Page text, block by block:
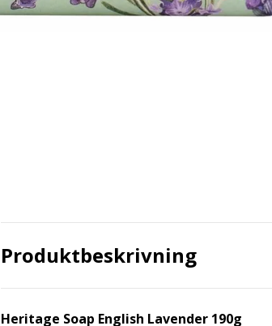
Produktbeskrivning
Heritage Soap English Lavender 190g